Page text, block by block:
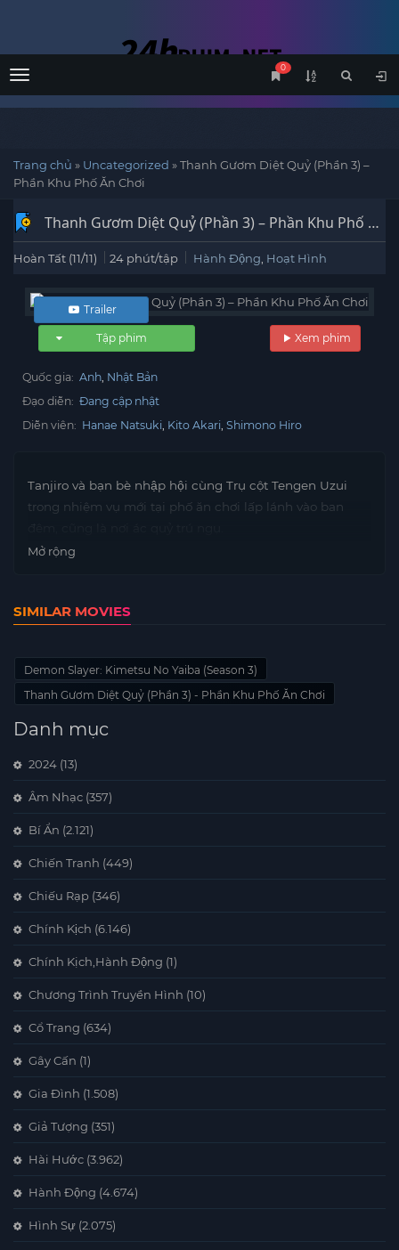
Menu
0
Trang chủ » Uncategorized »Thanh Gươm Diệt Quỷ (Phần 3) –
Phần Khu Phố Ăn Chơi
Thanh Gươm Diệt Quỷ (Phần 3) – Phần Khu Phố Ăn
Chơi(2021)
Hoàn Tất (11/11) 24 phút/tập Hành Động Hoạt Hình
Xem phim
Trailer
Tập phim
Quốc gia: Anh Nhật Bản
Đạo diễn: Đang cập nhật
Diễn viên: Hanae Natsuki Kito Akari Shimono Hiro
Tanjiro và bạn bè nhập hội cùng Trụ cột Tengen Uzui
trong nhiệm vụ mới tại phố ăn chơi lấp lánh vào ban
Mở rộng
SIMILAR MOVIES
Demon Slayer: Kimetsu No Yaiba (Season 3)
Thanh Gươm Diệt Quỷ (Phần 3) - Phần Khu Phố Ăn Chơi
Danh mục
2024 (13)
Âm Nhạc (357)
Bí Ẩn (2.121)
Chiến Tranh (449)
Chiếu Rạp (346)
Chính Kịch (6.146)
Chính Kịch,Hành Động (1)
Chương Trình Truyền Hình (10)
Cổ Trang (634)
Gây Cấn (1)
Gia Đình (1.508)
Giả Tượng (351)
Hài Hước (3.962)
Hành Động (4.674)
Hình Sự (2.075)